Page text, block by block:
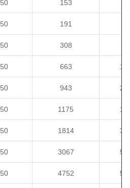
50 153
50 191
50 308
50 663
50 943
50 1175
50 1814
50 3067
50 4752